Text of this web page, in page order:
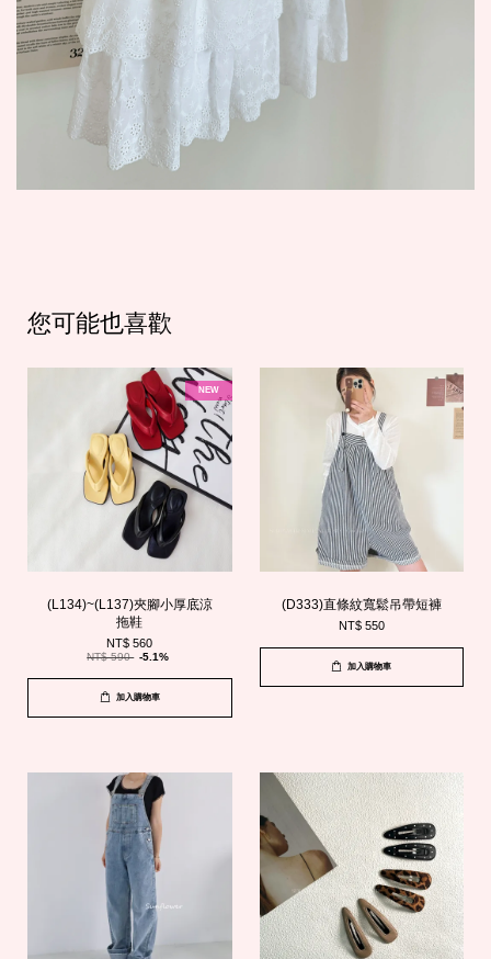
您可能也喜歡
NEW
(L134)~(L137)夾腳小厚底涼
拖鞋
NT$ 560
NT$ 590 -5.1%
加入購物車
(D333)直條紋寬鬆吊帶短褲
NT$ 550
加入購物車